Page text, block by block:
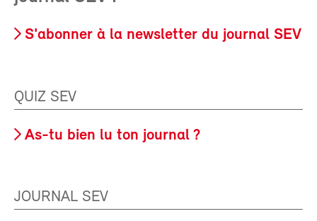
S'abonner à la newsletter du journal SEV
QUIZ SEV
As-tu bien lu ton journal ?
JOURNAL SEV